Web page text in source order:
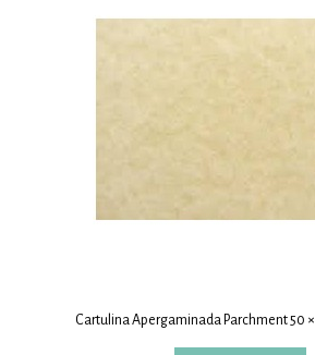
Cartulina Apergaminada Parchment 50 ×